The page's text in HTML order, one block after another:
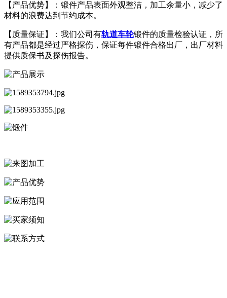
【产品优势】：锻件产品表面外观整洁，加工余量小，减少了
材料的浪费达到节约成本。
【质量保证】：我们公司有轨道车轮锻件的质量检验认证，所
有产品都是经过严格探伤，保证每件锻件合格出厂，出厂材料
提供质保书及探伤报告。